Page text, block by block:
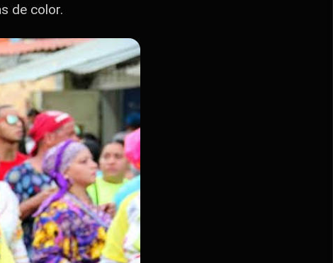
de color.